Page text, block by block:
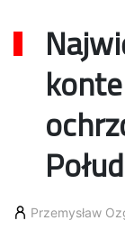
Przemysław